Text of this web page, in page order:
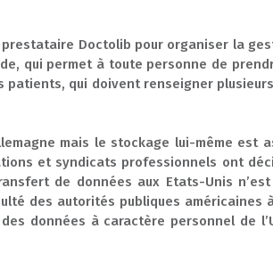
Doctolib pour organiser la
qui permet à toute personne de
qui doivent renseigner
mais le stockage lui-même est
et syndicats professionnels ont
de données aux Etats-Unis
des autorités publiques américaines à
données à caractère personnel de